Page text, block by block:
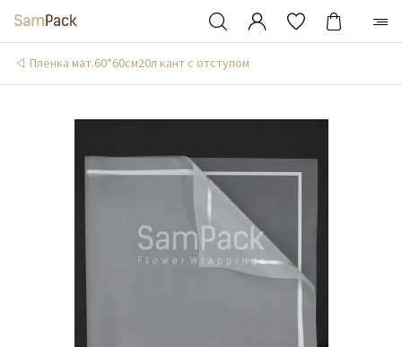
Пленка мат.60*60см20л кант с отступом